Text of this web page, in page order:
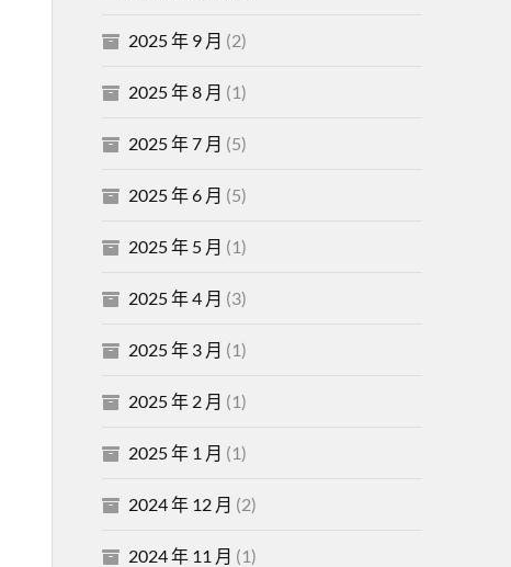
2025 年 9 月 (2)
2025 年 8 月 (1)
2025 年 7 月 (5)
2025 年 6 月 (5)
2025 年 5 月 (1)
2025 年 4 月 (3)
2025 年 3 月 (1)
2025 年 2 月 (1)
2025 年 1 月 (1)
2024 年 12 月 (2)
2024 年 11 月 (1)